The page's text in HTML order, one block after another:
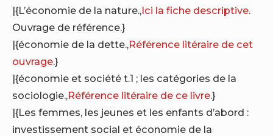
|{L’économie de la nature.,Ici la fiche descriptive.
Ouvrage de référence.}
|{économie de la dette.,Référence litéraire de cet
ouvrage.}
|{économie et société t.1 ; les catégories de la
sociologie.,Référence litéraire de ce livre.}
|{Les femmes, les jeunes et les enfants d’abord :
investissement social et économie de la